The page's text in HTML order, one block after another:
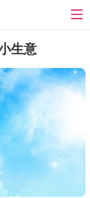
生意